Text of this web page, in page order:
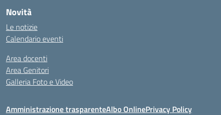
Novità
Le notizie
Calendario eventi
Area docenti
Area Genitori
Galleria Foto e Video
Amministrazione trasparenteAlbo OnlinePrivacy Policy